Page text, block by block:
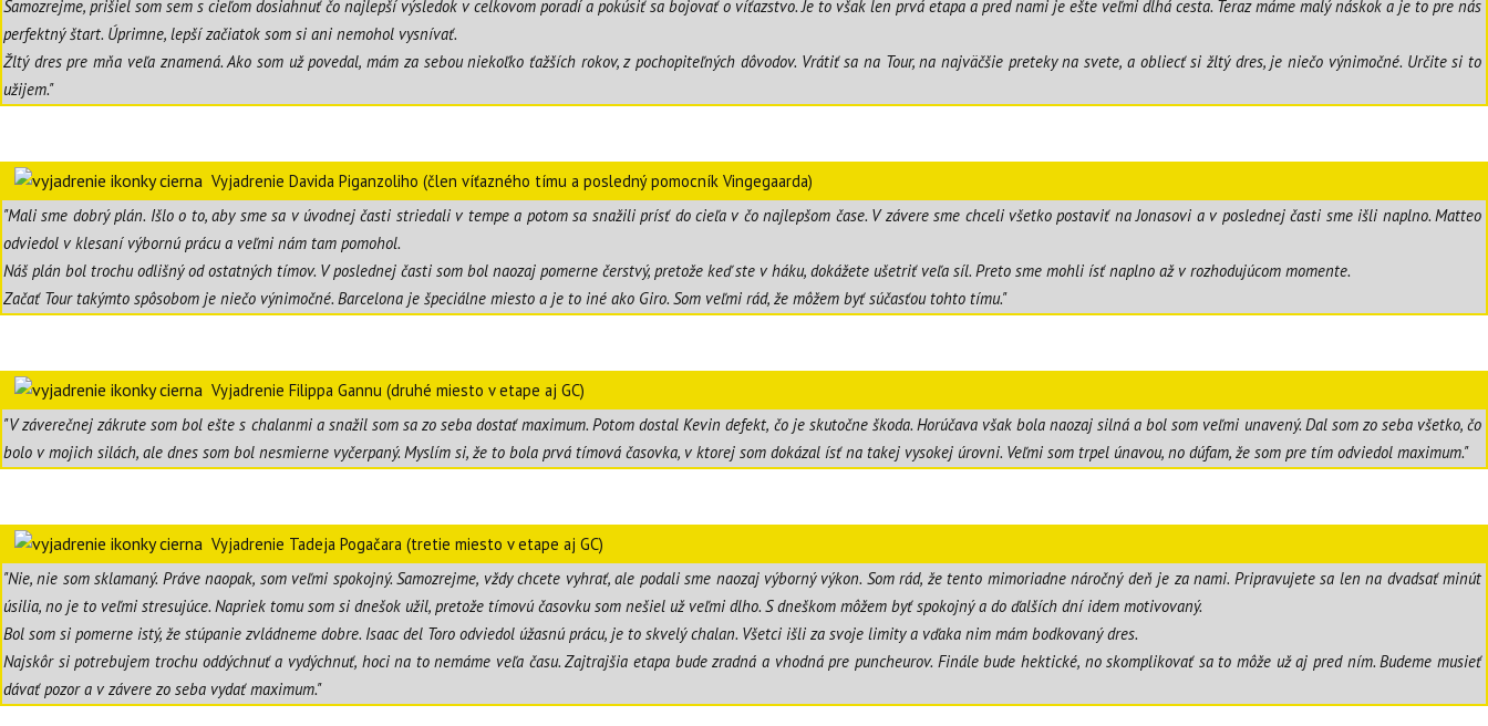
Samozrejme, prišiel som sem s cieľom dosiahnuť čo najlepší výsledok v celkovom poradí a pokúsiť sa bojovať o víťazstvo. Je to však len prvá etapa a pred nami je ešte veľmi dlhá cesta. Teraz máme malý náskok a je to pre nás
perfektný štart. Úprimne, lepší začiatok som si ani nemohol vysnívať.
Žltý dres pre mňa veľa znamená. Ako som už povedal, mám za sebou niekoľko ťažších rokov, z pochopiteľných dôvodov. Vrátiť sa na Tour, na najväčšie preteky na svete, a obliecť si žltý dres, je niečo výnimočné. Určite si to
užijem."
Vyjadrenie Davida Piganzoliho (člen víťazného tímu a posledný pomocník Vingegaarda)
"Mali sme dobrý plán. Išlo o to, aby sme sa v úvodnej časti striedali v tempe a potom sa snažili prísť do cieľa v čo najlepšom čase. V závere sme chceli všetko postaviť na Jonasovi a v poslednej časti sme išli naplno. Matteo
odviedol v klesaní výbornú prácu a veľmi nám tam pomohol.
Náš plán bol trochu odlišný od ostatných tímov. V poslednej časti som bol naozaj pomerne čerstvý, pretože keď ste v háku, dokážete ušetriť veľa síl. Preto sme mohli ísť naplno až v rozhodujúcom momente.
Začať Tour takýmto spôsobom je niečo výnimočné. Barcelona je špeciálne miesto a je to iné ako Giro. Som veľmi rád, že môžem byť súčasťou tohto tímu."
Vyjadrenie Filippa Gannu (druhé miesto v etape aj GC)
"V záverečnej zákrute som bol ešte s chalanmi a snažil som sa zo seba dostať maximum. Potom dostal Kevin defekt, čo je skutočne škoda. Horúčava však bola naozaj silná a bol som veľmi unavený. Dal som zo seba všetko, čo
bolo v mojich silách, ale dnes som bol nesmierne vyčerpaný. Myslím si, že to bola prvá tímová časovka, v ktorej som dokázal ísť na takej vysokej úrovni. Veľmi som trpel únavou, no dúfam, že som pre tím odviedol maximum."
Vyjadrenie Tadeja Pogačara (tretie miesto v etape aj GC)
"Nie, nie som sklamaný. Práve naopak, som veľmi spokojný. Samozrejme, vždy chcete vyhrať, ale podali sme naozaj výborný výkon. Som rád, že tento mimoriadne náročný deň je za nami. Pripravujete sa len na dvadsať minút
úsilia, no je to veľmi stresujúce. Napriek tomu som si dnešok užil, pretože tímovú časovku som nešiel už veľmi dlho. S dneškom môžem byť spokojný a do ďalších dní idem motivovaný.
Bol som si pomerne istý, že stúpanie zvládneme dobre. Isaac del Toro odviedol úžasnú prácu, je to skvelý chalan. Všetci išli za svoje limity a vďaka nim mám bodkovaný dres.
Najskôr si potrebujem trochu oddýchnuť a vydýchnuť, hoci na to nemáme veľa času. Zajtrajšia etapa bude zradná a vhodná pre puncheurov. Finále bude hektické, no skomplikovať sa to môže už aj pred ním. Budeme musieť
dávať pozor a v závere zo seba vydať maximum."